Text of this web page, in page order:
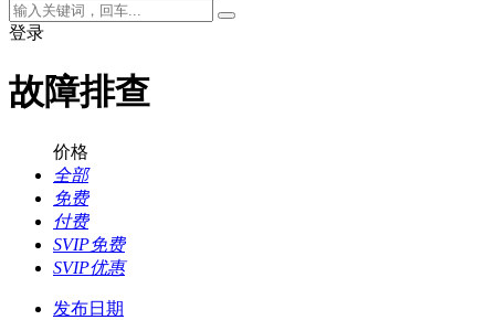
登录
故障排查
价格
全部
免费
付费
SVIP免费
SVIP优惠
发布日期